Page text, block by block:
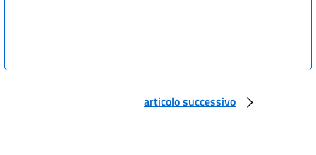
articolo successivo